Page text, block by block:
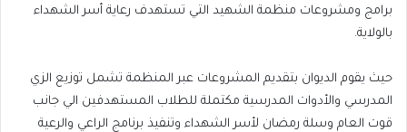
برامج ومشروعات منظمة الشهيد التي تستهدف رعاية أسر الشهداء
بالولاية.
حيث يقوم الديوان بتقديم المشروعات عبر المنظمة تشمل توزيع الزي
المدرسي والأدوات المدرسية مكتملة للطلاب المستهدفين الي جانب
قوت العام وسلة رمضان لأسر الشهداء وتنفيذ برنامج الراعي والرعية